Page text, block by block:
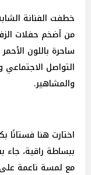
خطفت الفنانة
من أضخم حفلات
ساحرة باللون
التواصل
والمشاهير.
اختارت هنا
ببساطة راقية، جاء
مع لمسة ناعمة على